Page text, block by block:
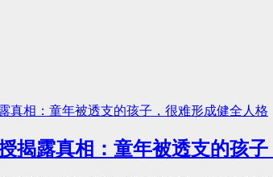
揭露真相：童年被透支的孩